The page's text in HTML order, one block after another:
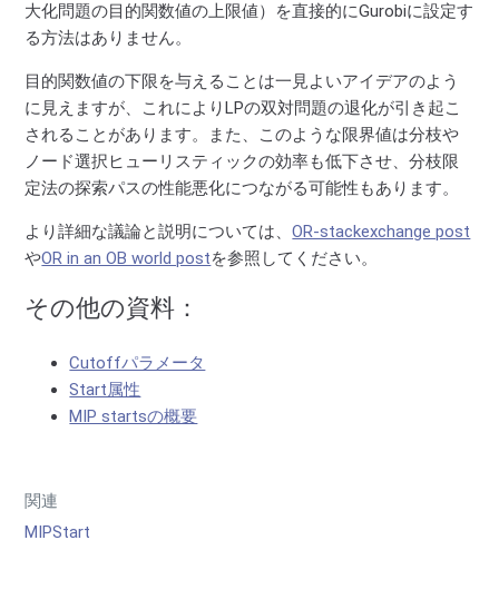
大化問題の目的関数値の上限値）を直接的にGurobiに設定す
る方法はありません。
目的関数値の下限を与えることは一見よいアイデアのよう
に見えますが、これによりLPの双対問題の退化が引き起こ
されることがあります。また、このような限界値は分枝や
ノード選択ヒューリスティックの効率も低下させ、分枝限
定法の探索パスの性能悪化につながる可能性もあります。
より詳細な議論と説明については、OR-stackexchange post
やOR in an OB world postを参照してください。
その他の資料：
Cutoffパラメータ
Start属性
MIP startsの概要
関連
MIPStart